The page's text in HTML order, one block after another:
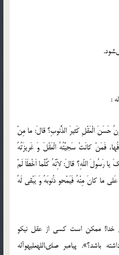
حَسَنَ الْعَقْلِ كَثيرَ الذُّنوبِ؟ قالَ: ما مِنْ
فَمَنْ كانَتْ سَجيَّتُهُ الْعَقْلَ وَ غَريزَتُهُ
رَسُولَ اللّه‏ِ؟ قالَ: لاَِنَّهُ كُلَّما اَخْطَاَ لَمْ
ما كانَ مِنْهُ فَيَمْحو ذُنوبَهُ وَ يَبْقى لَهُ
ممكن است كسى از عقل نيكو
باشد؟». پيامبر صلى‏الله‏عليه‏و‏آله